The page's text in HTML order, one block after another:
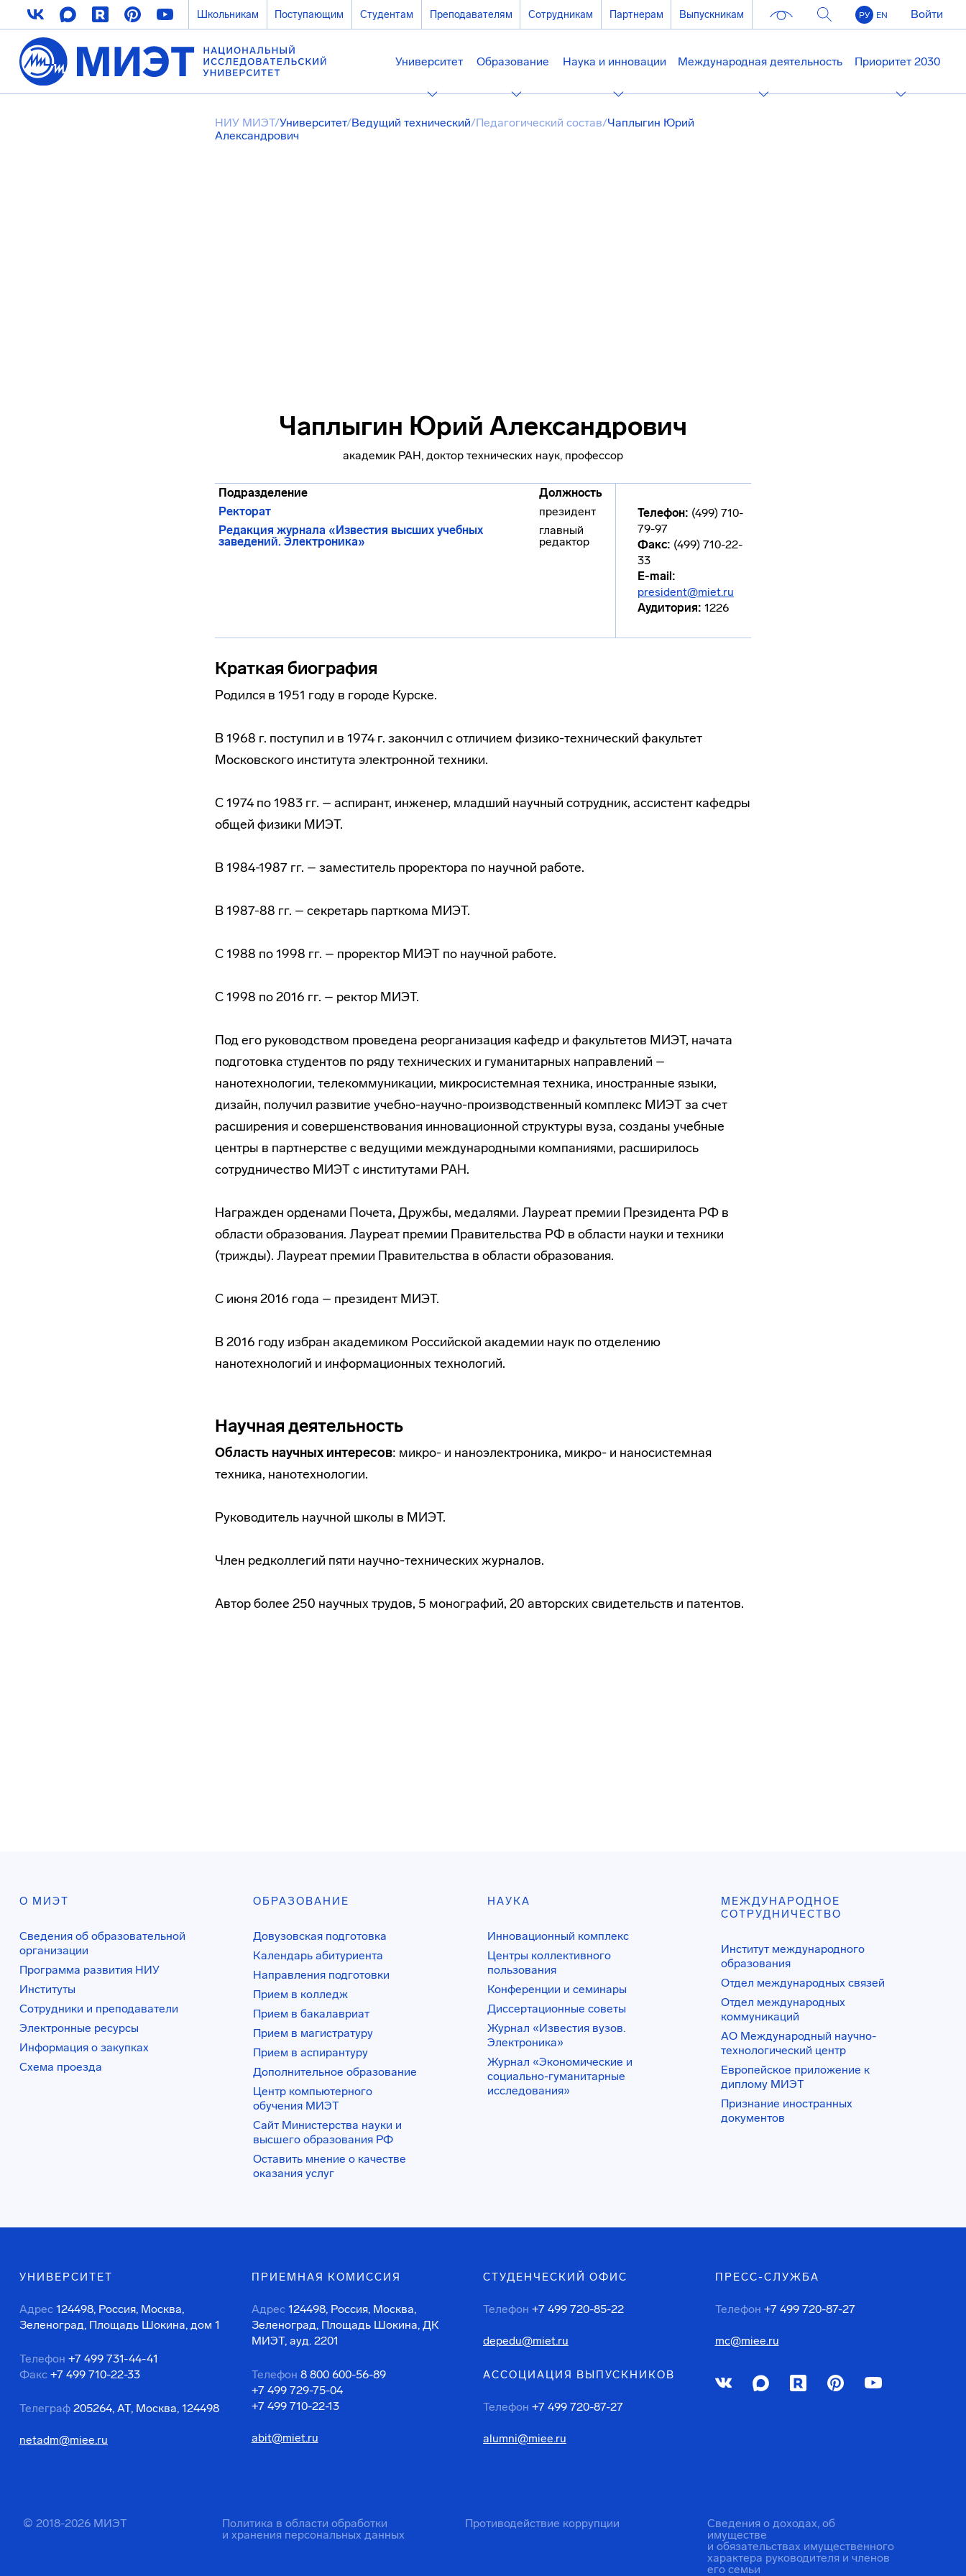
Школьникам Поступающим Студентам Преподавателям Сотрудникам Партнерам Выпускникам РУ EN Войти
Университет Образование Наука и инновации Международная деятельность Приоритет 2030
НИУ МИЭТ/Университет/Ведущий технический/Педагогический состав/Чаплыгин Юрий
Александрович
Чаплыгин Юрий Александрович
академик РАН, доктор технических наук, профессор
Подразделение
Должность
Ректорат
президент
Редакция журнала «Известия высших учебных
заведений. Электроника»
главный
редактор
Телефон: (499) 710-
79-97
Факс: (499) 710-22-
33
E-mail:
president@miet.ru
Аудитория: 1226
Краткая биография
Родился в 1951 году в городе Курске.
В 1968 г. поступил и в 1974 г. закончил с отличием физико-технический факультет
Московского института электронной техники.
С 1974 по 1983 гг. – аспирант, инженер, младший научный сотрудник, ассистент кафедры
общей физики МИЭТ.
В 1984-1987 гг. – заместитель проректора по научной работе.
В 1987-88 гг. – секретарь парткома МИЭТ.
С 1988 по 1998 гг. – проректор МИЭТ по научной работе.
С 1998 по 2016 гг. – ректор МИЭТ.
Под его руководством проведена реорганизация кафедр и факультетов МИЭТ, начата
подготовка студентов по ряду технических и гуманитарных направлений –
нанотехнологии, телекоммуникации, микросистемная техника, иностранные языки,
дизайн, получил развитие учебно-научно-производственный комплекс МИЭТ за счет
расширения и совершенствования инновационной структуры вуза, созданы учебные
центры в партнерстве с ведущими международными компаниями, расширилось
сотрудничество МИЭТ с институтами РАН.
Награжден орденами Почета, Дружбы, медалями. Лауреат премии Президента РФ в
области образования. Лауреат премии Правительства РФ в области науки и техники
(трижды). Лауреат премии Правительства в области образования.
С июня 2016 года – президент МИЭТ.
В 2016 году избран академиком Российской академии наук по отделению
нанотехнологий и информационных технологий.
Научная деятельность
Область научных интересов: микро- и наноэлектроника, микро- и наносистемная
техника, нанотехнологии.
Руководитель научной школы в МИЭТ.
Член редколлегий пяти научно-технических журналов.
Автор более 250 научных трудов, 5 монографий, 20 авторских свидетельств и патентов.
О МИЭТ
Сведения об образовательной
организации
Программа развития НИУ
Институты
Сотрудники и преподаватели
Электронные ресурсы
Информация о закупках
Схема проезда
ОБРАЗОВАНИЕ
Довузовская подготовка
Календарь абитуриента
Направления подготовки
Прием в колледж
Прием в бакалавриат
Прием в магистратуру
Прием в аспирантуру
Дополнительное образование
Центр компьютерного
обучения МИЭТ
Сайт Министерства науки и
высшего образования РФ
Оставить мнение о качестве
оказания услуг
НАУКА
Инновационный комплекс
Центры коллективного
пользования
Конференции и семинары
Диссертационные советы
Журнал «Известия вузов.
Электроника»
Журнал «Экономические и
социально-гуманитарные
исследования»
МЕЖДУНАРОДНОЕ
СОТРУДНИЧЕСТВО
Институт международного
образования
Отдел международных связей
Отдел международных
коммуникаций
АО Международный научно-
технологический центр
Европейское приложение к
диплому МИЭТ
Признание иностранных
документов
УНИВЕРСИТЕТ
Адрес 124498, Россия, Москва,
Зеленоград, Площадь Шокина, дом 1
Телефон +7 499 731-44-41
Факс +7 499 710-22-33
Телеграф 205264, АТ, Москва, 124498
netadm@miee.ru
ПРИЕМНАЯ КОМИССИЯ
Адрес 124498, Россия, Москва,
Зеленоград, Площадь Шокина, ДК
МИЭТ, ауд. 2201
Телефон 8 800 600-56-89
+7 499 729-75-04
+7 499 710-22-13
abit@miet.ru
СТУДЕНЧЕСКИЙ ОФИС
Телефон +7 499 720-85-22
depedu@miet.ru
АССОЦИАЦИЯ ВЫПУСКНИКОВ
Телефон +7 499 720-87-27
alumni@miee.ru
ПРЕСС-СЛУЖБА
Телефон +7 499 720-87-27
mc@miee.ru
© 2018-2026 МИЭТ
Политика в области обработки
и хранения персональных данных
Противодействие коррупции
Сведения о доходах, об
имуществе
и обязательствах имущественного
характера руководителя и членов
его семьи